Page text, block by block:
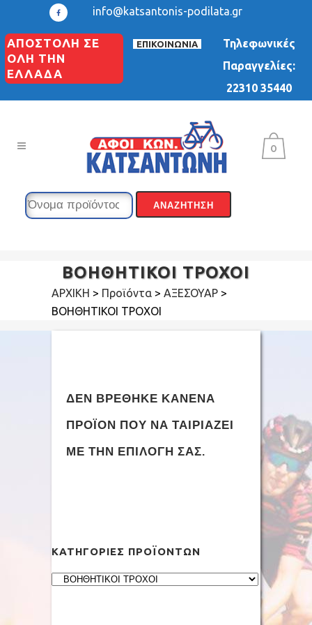
info@katsantonis-podilata.gr
ΑΠΟΣΤΟΛΗ ΣΕ
ΟΛΗ ΤΗΝ
ΕΛΛΑΔΑ
ΕΠΙΚΟΙΝΩΝΙΑ
Τηλεφωνικές
Παραγγελίες:
22310 35440
0
ΒΟΗΘΗΤΙΚΟΙ ΤΡΟΧΟΙ
ΑΡΧΙΚΗ > Προϊόντα > ΑΞΕΣΟΥΑΡ >
ΒΟΗΘΗΤΙΚΟΙ ΤΡΟΧΟΙ
ΔΕΝ ΒΡΈΘΗΚΕ ΚΑΝΈΝΑ
ΠΡΟΪΌΝ ΠΟΥ ΝΑ ΤΑΙΡΙΆΖΕΙ
ΜΕ ΤΗΝ ΕΠΙΛΟΓΉ ΣΑΣ.
ΚΑΤΗΓΟΡΊΕΣ ΠΡΟΪΌΝΤΩΝ